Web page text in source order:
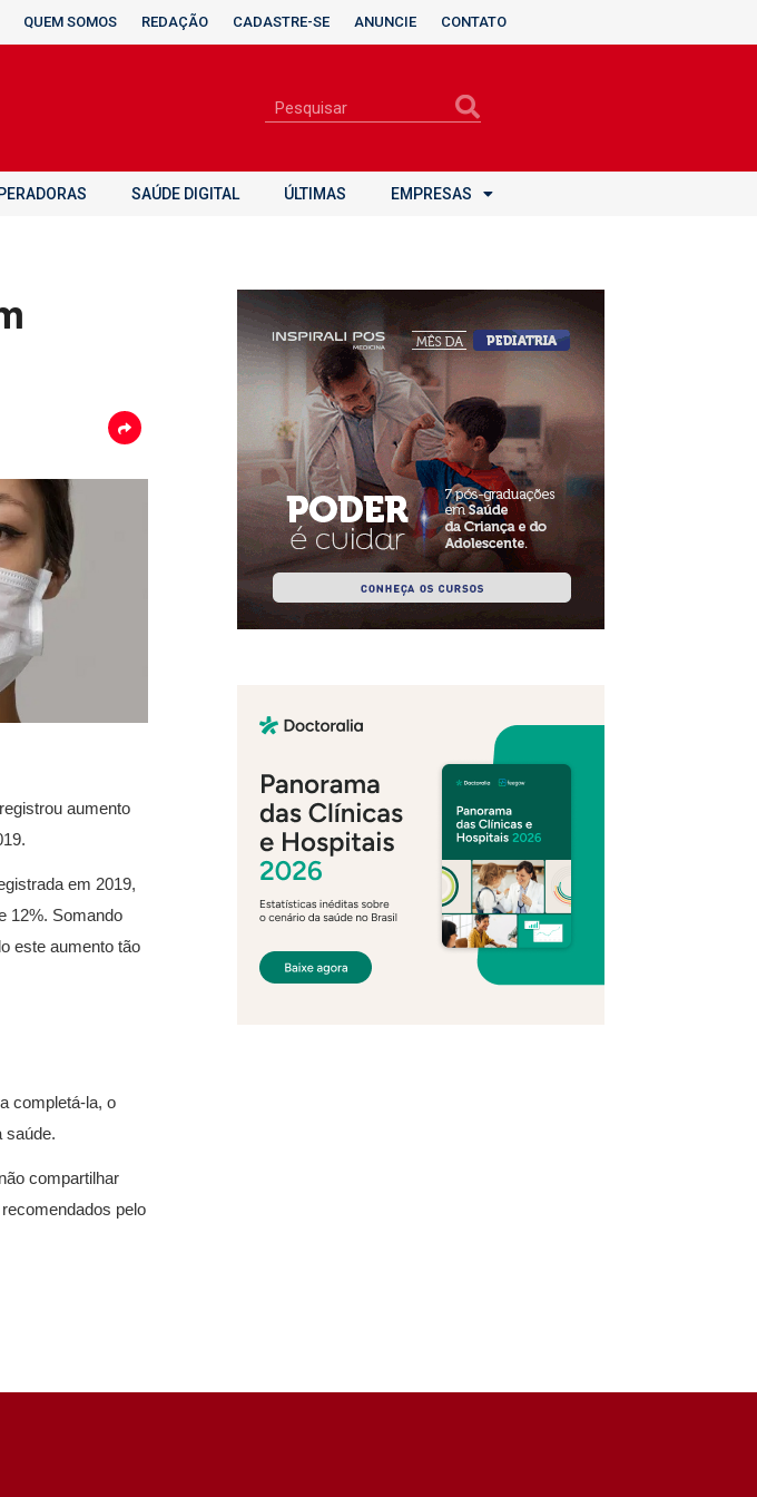
QUEM SOMOS REDAÇÃO CADASTRE-SE ANUNCIE CONTATO
SAÚDE DIGITAL ÚLTIMAS EMPRESAS
aumento
em 2019,
12%. Somando
este aumento tão
completá-la, o
saúde.
compartilhar
pelo